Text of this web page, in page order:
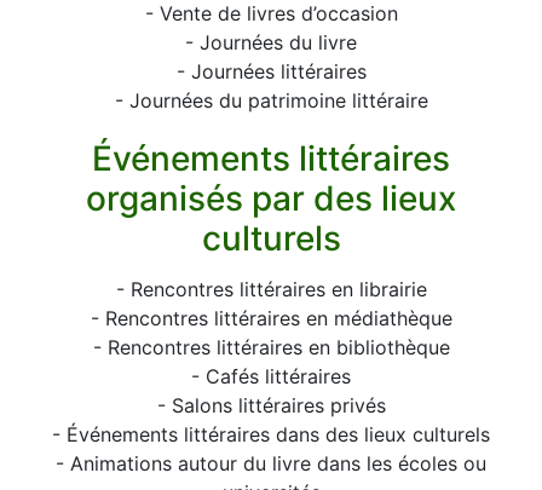
- Vente de livres d’occasion
- Journées du livre
- Journées littéraires
- Journées du patrimoine littéraire
Événements littéraires
organisés par des lieux
culturels
- Rencontres littéraires en librairie
- Rencontres littéraires en médiathèque
- Rencontres littéraires en bibliothèque
- Cafés littéraires
- Salons littéraires privés
- Événements littéraires dans des lieux culturels
- Animations autour du livre dans les écoles ou